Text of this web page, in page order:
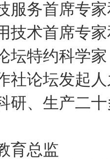
服务首席专
技术首席专
坛特约科学
社论坛发起
研、生产二
育总监